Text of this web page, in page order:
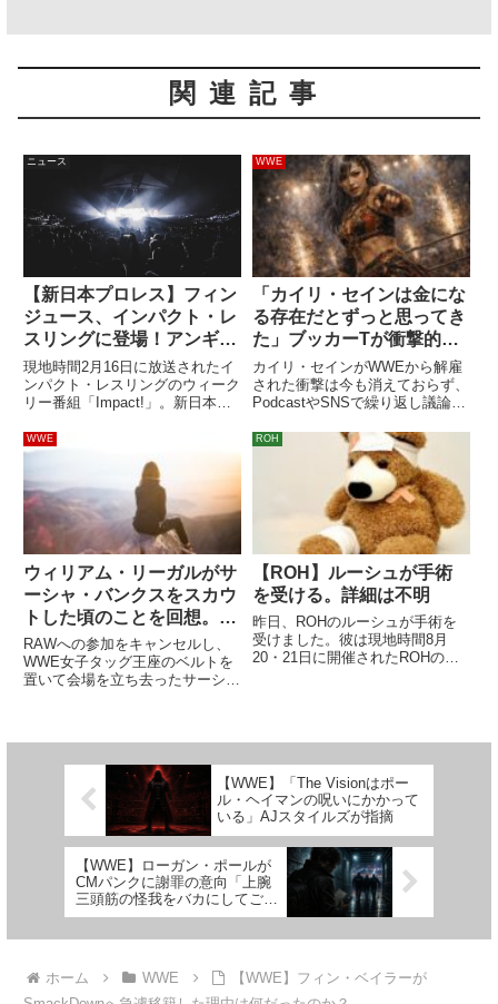
関連記事
ニュース
【新日本プロレス】フィン
ジュース、インパクト・レ
スリングに登場！アンギャ
ロとの抗争へ？
現地時間2月16日に放送されたイ
ンパクト・レスリングのウィーク
リー番組「Impact!」。新日本プ
& デビッド・フィンレーが参戦し
ました。.@njpwglobal's FinJuice
WWE
「カイリ・セインは金にな
る存在だとずっと思ってき
た」ブッカーTが衝撃的な
解雇に言及
カイリ・セインがWWEから解雇
された衝撃は今も消えておらず、
PodcastやSNSで繰り返し議論の
としての活躍、カブキ・ウォリア
ーズとしての女子タッグ戦線での
活躍、イヨ・スカイやアスカらと
の絆…。WWEユニバ...
WWE
ウィリアム・リーガルがサ
ーシャ・バンクスをスカウ
トした頃のことを回想。
「もし彼女が上手くいかな
かったら、俺を首にしてい
い、と言った」
RAWへの参加をキャンセルし、
WWE女子タッグ王座のベルトを
置いて会場を立ち去ったサーシ
は最悪の状況を回避できていたも
ROH
【ROH】ルーシュが手術
を受ける。詳細は不明
昨日、ROHのルーシュが手術を
受けました。彼は現地時間8月
20・21日に開催されたROHの
期は未定との...
【WWE】「The Visionはポー
ル・ヘイマンの呪いにかかって
いる」AJスタイルズが指摘
【WWE】ローガン・ポールが
CMパンクに謝罪の意向「上腕
三頭筋の怪我をバカにしてごめ
ん、こんなに辛いと思わなかっ
ホーム WWE
【WWE】フィン・ベイラーが